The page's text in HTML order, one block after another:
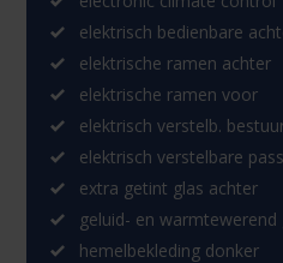
elektrisch bedienbare
elektrische ramen achter
elektrische ramen voor
elektrisch verstelb.
elektrisch verstelbare
extra getint glas achter
geluid- en warmtewerend
hemelbekleding donker